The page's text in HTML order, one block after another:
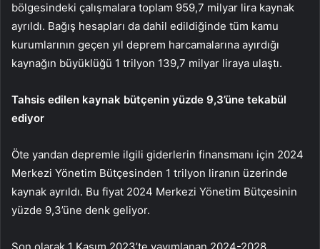
bölgesindeki çalışmalara toplam 959,7 milyar lira kaynak
ayrıldı. Bağış hesapları da dahil edildiğinde tüm kamu
kurumlarının geçen yıl deprem harcamalarına ayırdığı
kaynağın büyüklüğü 1 trilyon 139,7 milyar liraya ulaştı.
Tahsis edilen kaynak bütçenin yüzde 9,3’üne tekabül
ediyor
Öte yandan depremle ilgili giderlerin finansmanı için 2024
Merkezi Yönetim Bütçesinden 1 trilyon liranın üzerinde
kaynak ayrıldı. Bu fiyat 2024 Merkezi Yönetim Bütçesinin
yüzde 9,3’üne denk geliyor.